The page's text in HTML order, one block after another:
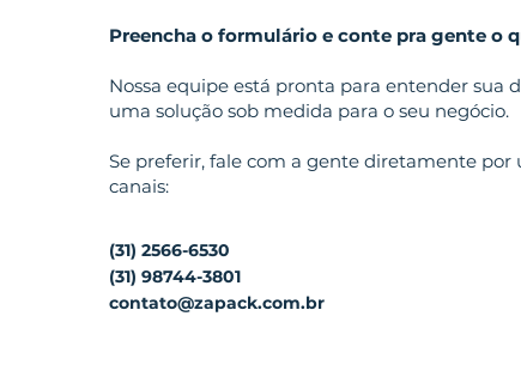
Preencha o formulário e conte pra gente o
Nossa equipe está pronta para entender sua
uma solução sob medida para o seu negócio.
Se preferir, fale com a gente diretamente por
canais:
(31) 2566-6530
(31) 98744-3801
contato@zapack.com.br